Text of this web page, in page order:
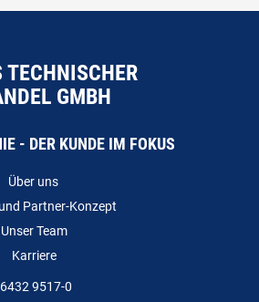
TECHNISCHER
GMBH
- DER KUNDE IM FOKUS
Über uns
Partner-Konzept
Unser Team
Karriere
9517-0